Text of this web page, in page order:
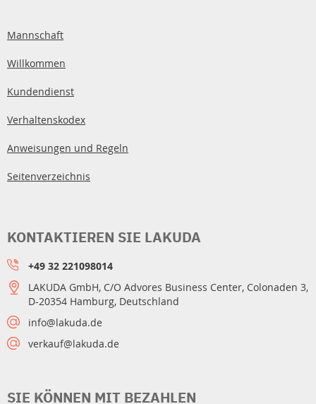
Mannschaft
Willkommen
Kundendienst
Verhaltenskodex
Anweisungen und Regeln
Seitenverzeichnis
SIE KÖNNEN MIT BEZAHLEN
KONTAKTIEREN SIE LAKUDA
+49 32 221098014
LAKUDA GmbH, C/O Advores Business Center, Colonaden 3,
D-20354 Hamburg, Deutschland
info@lakuda.de
verkauf@lakuda.de